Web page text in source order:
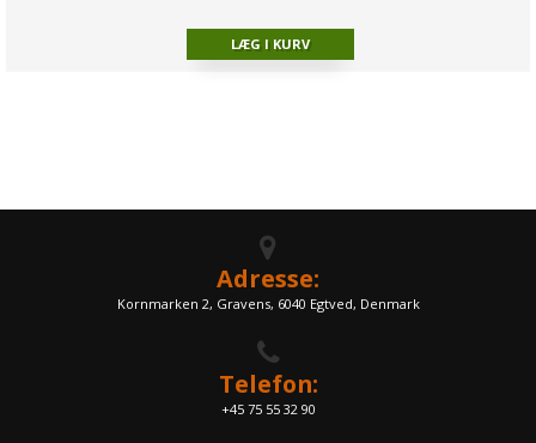
Adresse:
Kornmarken 2, Gravens, 6040 Egtved, Denmark
Telefon:
+45 75 55 32 90